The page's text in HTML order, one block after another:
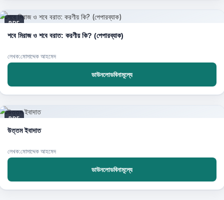
PDF
শবে মিরাজ ও শবে বরাত: করণীয় কি? (পেপারব্যাক)
লেখক:মোসাদ্দেক আহমেদ
ডাউনলোডবিনামূল্যে
PDF
উত্তম ইবাদাত
লেখক:মোসাদ্দেক আহমেদ
ডাউনলোডবিনামূল্যে